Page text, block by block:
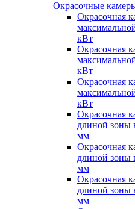
Окрасочные
Окрасочная
кВт
Окрасочная
кВт
Окрасочная
кВт
Окрасочная
длиной зоны
мм
Окрасочная
длиной зоны
мм
Окрасочная
длиной зоны
мм